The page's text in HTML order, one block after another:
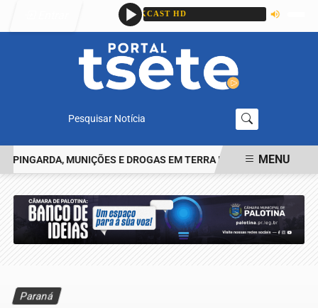
Pesquisar Notícia
MUNIÇÕES E DROGAS EM TERRA ROXA HOMEM
MENU
Paraná